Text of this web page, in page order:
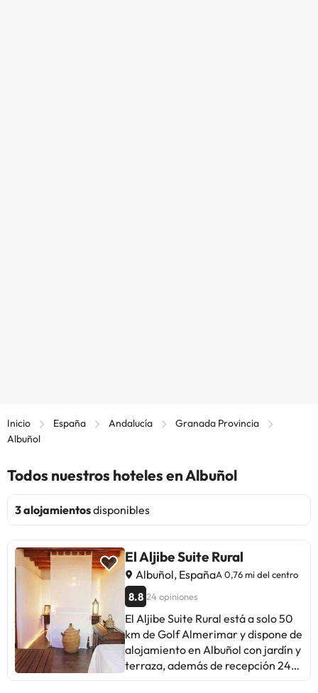
Inicio España Andalucía
Granada Provincia
Albuñol
Todos nuestros hoteles en Albuñol
3 alojamientosdisponibles
El Aljibe Suite Rural
Albuñol, EspañaA 0,76 mi del centro
8.8 24 opiniones
El Aljibe Suite Rural está a solo 50
km de Golf Almerimar y dispone de
alojamiento en Albuñol con jardín y
terraza, además de recepción 24